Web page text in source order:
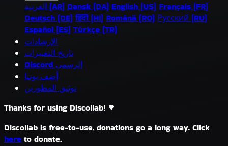
العربية (AR) Dansk (DA) English (US) Français (FR)
Deutsch (DE) हिंदी (HI) Română (RO) Русский (RU)
Español (ES) Türkçe (TR)
الإرشادات
تاريخ التغييرات
Discord الرسمي
أضف بوتنا
توثيق المطورين
Thanks for using Discollab!
Discollab is free-to-use, donations go a long way. Click
here to donate.